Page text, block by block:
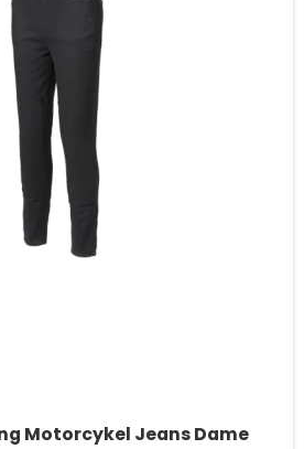
Motorcykel Jeans Dame